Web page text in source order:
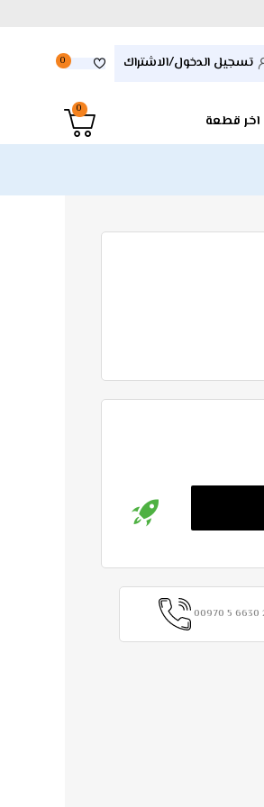
تسجيل الدخول/الاشتراك 0
اخر قطعة
0
00970 5 6630